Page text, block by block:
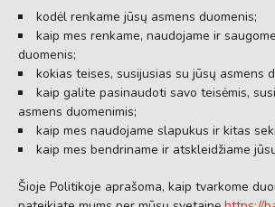
kodėl renkame jūsų asmens duomenis;
kaip mes renkame, naudojame ir
duomenis;
kokias teises, susijusias su jūsų asmens
kaip galite pasinaudoti savo teisėmis,
asmens duomenimis;
kaip mes naudojame slapukus ir kitas
kaip mes bendriname ir atskleidžiame
Šioje Politikoje aprašoma, kaip tvarkome